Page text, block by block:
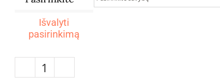
Išvalyti
pasirinkimą
produkto